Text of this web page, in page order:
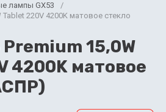
лампы GX53
/
Tablet 220V 4200K матовое стекло
Premium 15,0W
4200K матовое